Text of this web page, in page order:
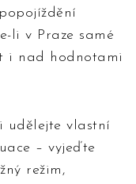
li v Praze samé
i nad hodnotami
udělejte vlastní
– vyjeďte
režim,